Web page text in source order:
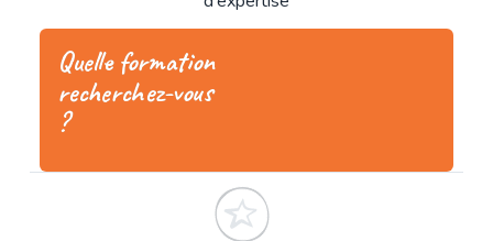
Quelle formation
recherchez-vous
?